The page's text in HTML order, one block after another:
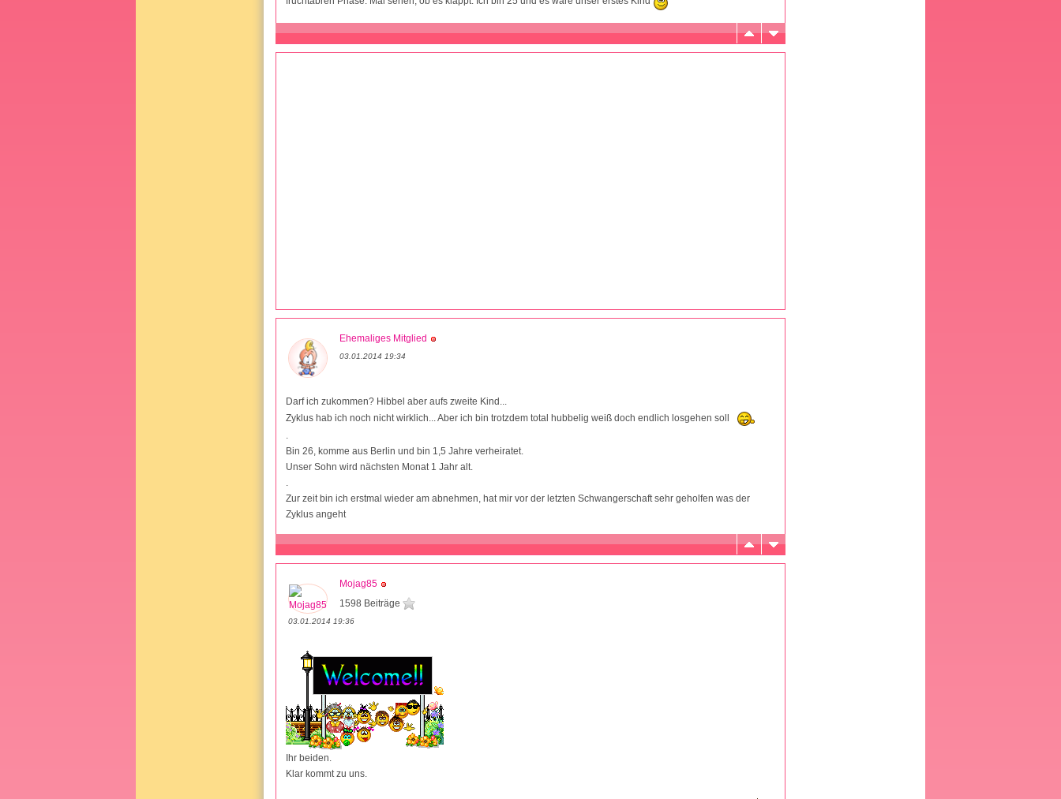
Ehemaliges Mitglied
03.01.2014 19:34
Darf ich zukommen? Hibbel aber aufs zweite Kind...
Zyklus hab ich noch nicht wirklich... Aber ich bin trotzdem total hubbelig weiß doch endlich losgehen soll
Bin 26, komme aus Berlin und bin 1,5 Jahre verheiratet.
Unser Sohn wird nächsten Monat 1 Jahr alt.
Zur zeit bin ich erstmal wieder am abnehmen, hat mir vor der letzten Schwangerschaft sehr geholfen was der
Zyklus angeht
Mojag85
1598 Beiträge
03.01.2014 19:36
Ihr beiden.
Klar kommt zu uns.